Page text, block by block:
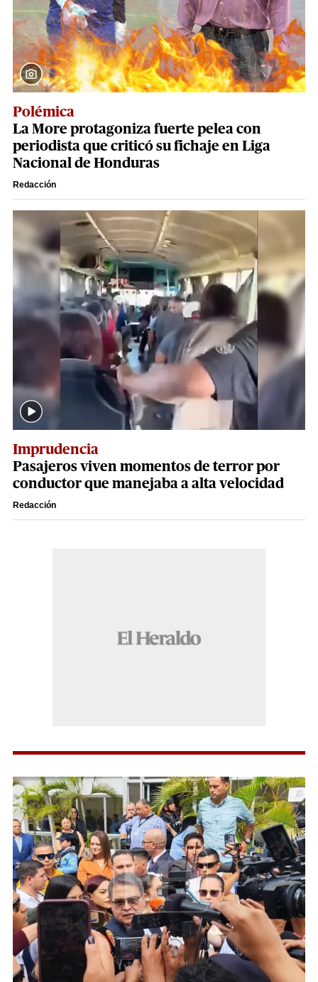
Polémica
La More protagoniza fuerte pelea con
periodista que criticó su fichaje en Liga
Nacional de Honduras
Redacción
Imprudencia
Pasajeros viven momentos de terror por
conductor que manejaba a alta velocidad
Redacción